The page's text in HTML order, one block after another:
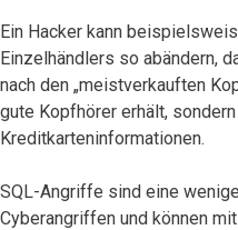
Ein Hacker kann
Einzelhändlers so abändern,
nach den „meistverkauften
gute Kopfhörer erhält,
Kreditkarteninformationen.
SQL-Angriffe sind eine
Cyberangriffen und können